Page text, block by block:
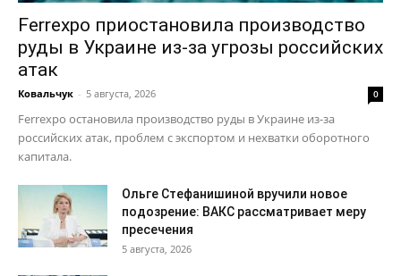
Ferrexpo приостановила производство
руды в Украине из-за угрозы российских
атак
Ковальчук - 5 августа, 2026 0
Ferrexpo остановила производство руды в Украине из-за
российских атак, проблем с экспортом и нехватки оборотного
капитала.
Ольге Стефанишиной вручили новое
подозрение: ВАКС рассматривает меру
пресечения
5 августа, 2026